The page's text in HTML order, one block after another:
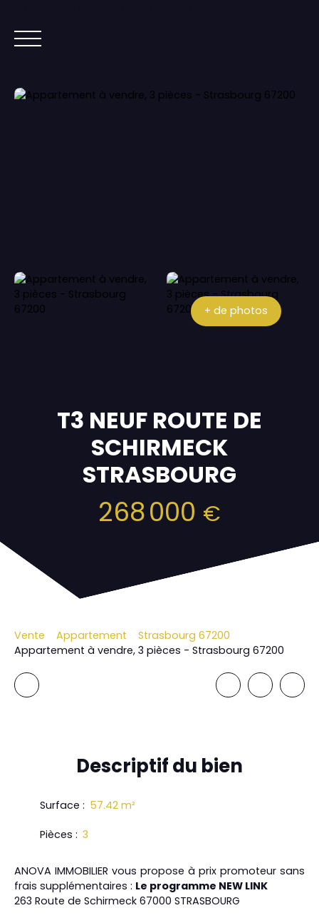
ACCUEIL ACHETER IMMOBILIER NEUF
+ de photos
T3 NEUF ROUTE DE
SCHIRMECK
STRASBOURG
268 000 €
Vente Appartement
Strasbourg 67200
Appartement à vendre, 3 pièces - Strasbourg 67200
Descriptifdu bien
Surface : 57.42 m²
Pièces : 3
ANOVA IMMOBILIER vous propose à prix promoteur sans
frais supplémentaires : Le programme NEW LINK
263 Route de Schirmeck 67000 STRASBOURG